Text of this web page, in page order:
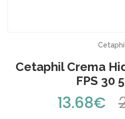
Cetaphil Crema
FPS 30
13.68€